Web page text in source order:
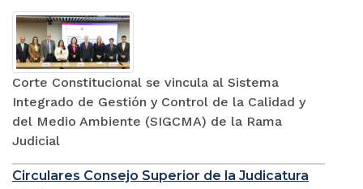
Corte Constitucional se vincula al Sistema
Integrado de Gestión y Control de la Calidad y
del Medio Ambiente (SIGCMA) de la Rama
Judicial
Circulares Consejo Superior de la Judicatura